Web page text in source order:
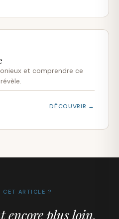
et comprendre ce
DÉCOUVRIR →
CET ARTICLE ?
encore plus loin.